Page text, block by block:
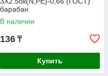
барабан
В наличии
136 ₸
Купить